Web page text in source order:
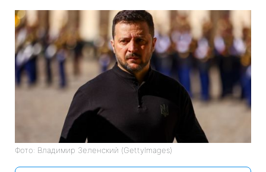
Фото: Владимир Зеленский (GettyImages)